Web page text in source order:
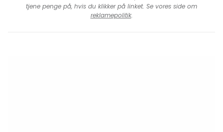
tjene penge på, hvis du klikker på linket. Se vores side om
reklamepolitik.